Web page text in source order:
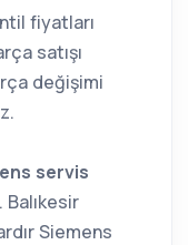
fiyatları
satışı
değişimi
servis
Siemens